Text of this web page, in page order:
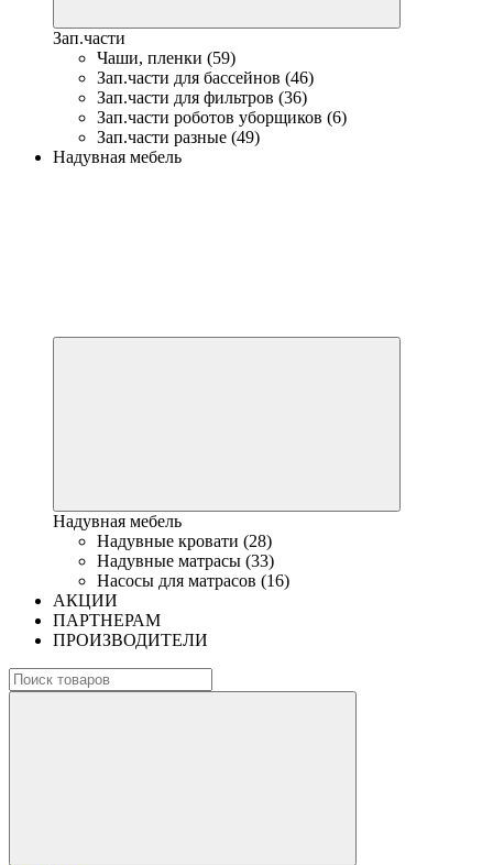
Зап.части
Чаши, пленки (59)
Зап.части для бассейнов (46)
Зап.части для фильтров (36)
Зап.части роботов уборщиков (6)
Зап.части разные (49)
Надувная мебель
Надувная мебель
Надувные кровати (28)
Надувные матрасы (33)
Насосы для матрасов (16)
АКЦИИ
ПАРТНЕРАМ
ПРОИЗВОДИТЕЛИ